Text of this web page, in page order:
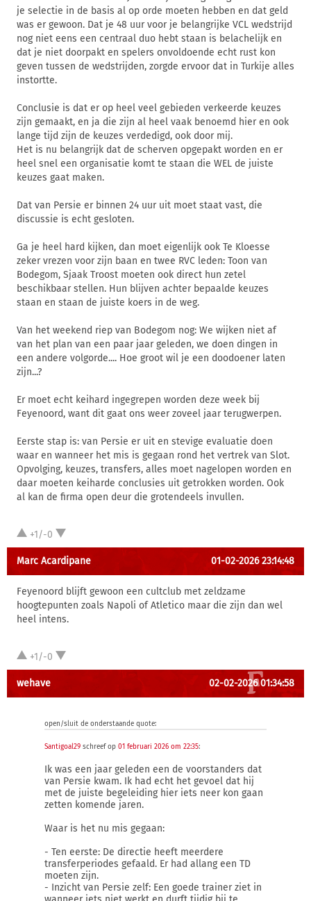
je selectie in de basis al op orde moeten hebben en dat geld
was er gewoon. Dat je 48 uur voor je belangrijke VCL wedstrijd
nog niet eens een centraal duo hebt staan is belachelijk en
dat je niet doorpakt en spelers onvoldoende echt rust kon
geven tussen de wedstrijden, zorgde ervoor dat in Turkije alles
instortte.
Conclusie is dat er op heel veel gebieden verkeerde keuzes
zijn gemaakt, en ja die zijn al heel vaak benoemd hier en ook
lange tijd zijn de keuzes verdedigd, ook door mij.
Het is nu belangrijk dat de scherven opgepakt worden en er
heel snel een organisatie komt te staan die WEL de juiste
keuzes gaat maken.
Dat van Persie er binnen 24 uur uit moet staat vast, die
discussie is echt gesloten.
Ga je heel hard kijken, dan moet eigenlijk ook Te Kloesse
zeker vrezen voor zijn baan en twee RVC leden: Toon van
Bodegom, Sjaak Troost moeten ook direct hun zetel
beschikbaar stellen. Hun blijven achter bepaalde keuzes
staan en staan de juiste koers in de weg.
Van het weekend riep van Bodegom nog: We wijken niet af
van het plan van een paar jaar geleden, we doen dingen in
een andere volgorde.... Hoe groot wil je een doodoener laten
zijn...?
Er moet echt keihard ingegrepen worden deze week bij
Feyenoord, want dit gaat ons weer zoveel jaar terugwerpen.
Eerste stap is: van Persie er uit en stevige evaluatie doen
waar en wanneer het mis is gegaan rond het vertrek van Slot.
Opvolging, keuzes, transfers, alles moet nagelopen worden en
daar moeten keiharde conclusies uit getrokken worden. Ook
al kan de firma open deur die grotendeels invullen.
+1/-0
Marc Acardipane 01-02-2026 23:14:48
Feyenoord blijft gewoon een cultclub met zeldzame
hoogtepunten zoals Napoli of Atletico maar die zijn dan wel
heel intens.
+1/-0
wehave 02-02-2026 01:34:58
open/sluit de onderstaande quote:
Santigoal29 schreef op 01 februari 2026 om 22:35:
Ik was een jaar geleden een de voorstanders dat
van Persie kwam. Ik had echt het gevoel dat hij
met de juiste begeleiding hier iets neer kon gaan
zetten komende jaren.
Waar is het nu mis gegaan:
- Ten eerste: De directie heeft meerdere
transferperiodes gefaald. Er had allang een TD
moeten zijn.
- Inzicht van Persie zelf: Een goede trainer ziet in